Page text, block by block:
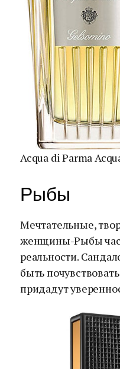
Acqua di Parma
Рыбы
Мечтательные,
женщины-Рыбы
реальности.
быть
придадут